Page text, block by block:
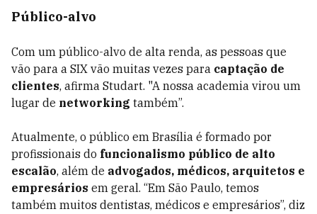
Público-alvo
Com um público-alvo de alta renda, as pessoas que
vão para a SIX vão muitas vezes para captação de
clientes, afirma Studart. "A nossa academia virou um
lugar de networking também”.
Atualmente, o público em Brasília é formado por
profissionais do funcionalismo público de alto
escalão, além de advogados, médicos, arquitetos e
empresários em geral. “Em São Paulo, temos
também muitos dentistas, médicos e empresários”, diz